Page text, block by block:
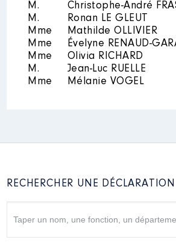
M.
Christophe-André
M.
Ronan LE GLEUT
Mme
Mathilde OLLIVIER
Mme
Évelyne RENAUD-
Mme
Olivia RICHARD
M.
Jean-Luc RUELLE
Mme
Mélanie VOGEL
RECHERCHER UNE DÉCLARATION